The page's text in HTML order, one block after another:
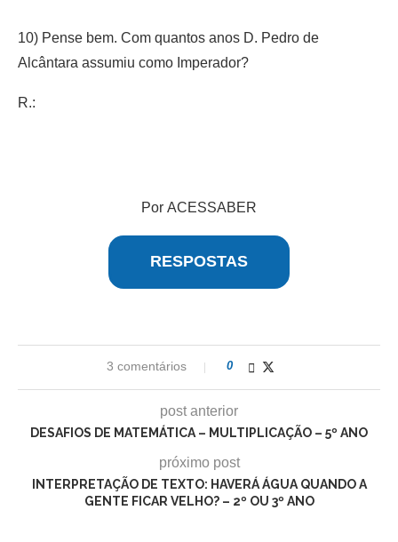
10) Pense bem. Com quantos anos D. Pedro de
Alcântara assumiu como Imperador?
R.:
Por ACESSABER
RESPOSTAS
3 comentários 0
post anterior
DESAFIOS DE MATEMÁTICA – MULTIPLICAÇÃO – 5º ANO
próximo post
INTERPRETAÇÃO DE TEXTO: HAVERÁ ÁGUA QUANDO A
GENTE FICAR VELHO? – 2º OU 3º ANO